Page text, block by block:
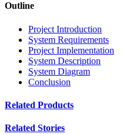
Outline
Project Introduction
System Requirements
Project Implementation
System Description
System Diagram
Conclusion
Related Products
Related Stories